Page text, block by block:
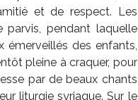
et de respect. Les
pendant laquelle
émerveillés des enfants,
pleine à craquer, pour
par de beaux chants
liturgie syriaque. Sur le